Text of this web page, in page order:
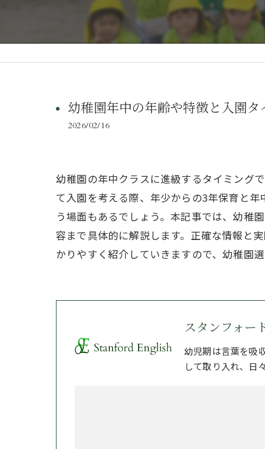
幼稚園年中の年齢や特徴と入園
2026/02/16
幼稚園の年中クラスに進級するタイミング
て入園を考える際、年少からの3年保育と
う場面もあるでしょう。本記事では、幼稚
容まで具体的に解説します。正確な情報と
かりやすく紹介していきますので、幼稚園
スタンフォー
幼児期は言葉を吸
して取り入れ、日